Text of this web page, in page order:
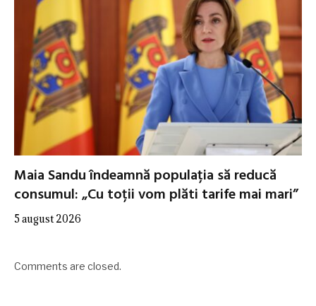
Maia Sandu îndeamnă populația să reducă
consumul: „Cu toții vom plăti tarife mai mari”
5 august 2026
Comments are closed.